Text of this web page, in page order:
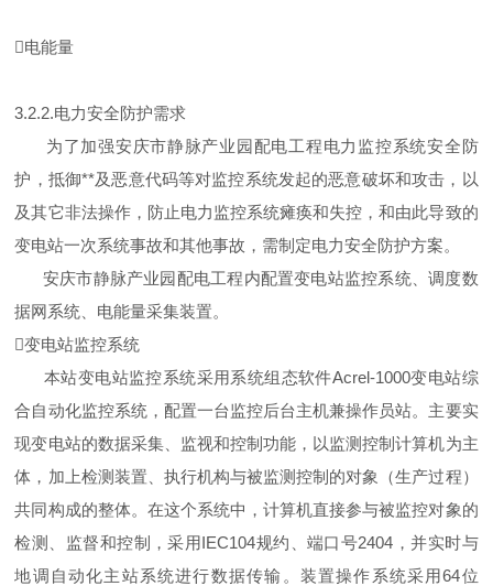
电能量
3.2.2.电力安全防护需求
为了加强安庆市静脉产业园配电工程电力监控系统安全防
护，抵御**及恶意代码等对监控系统发起的恶意破坏和攻击，以
及其它非法操作，防止电力监控系统瘫痪和失控，和由此导致的
变电站一次系统事故和其他事故，需制定电力安全防护方案。
安庆市静脉产业园配电工程内配置变电站监控系统、调度数
据网系统、电能量采集装置。
变电站监控系统
本站变电站监控系统采用系统组态软件Acrel-1000变电站综
合自动化监控系统，配置一台监控后台主机兼操作员站。主要实
现变电站的数据采集、监视和控制功能，以监测控制计算机为主
体，加上检测装置、执行机构与被监测控制的对象（生产过程）
共同构成的整体。在这个系统中，计算机直接参与被监控对象的
检测、监督和控制，采用IEC104规约、端口号2404，并实时与
地调自动化主站系统进行数据传输。装置操作系统采用64位